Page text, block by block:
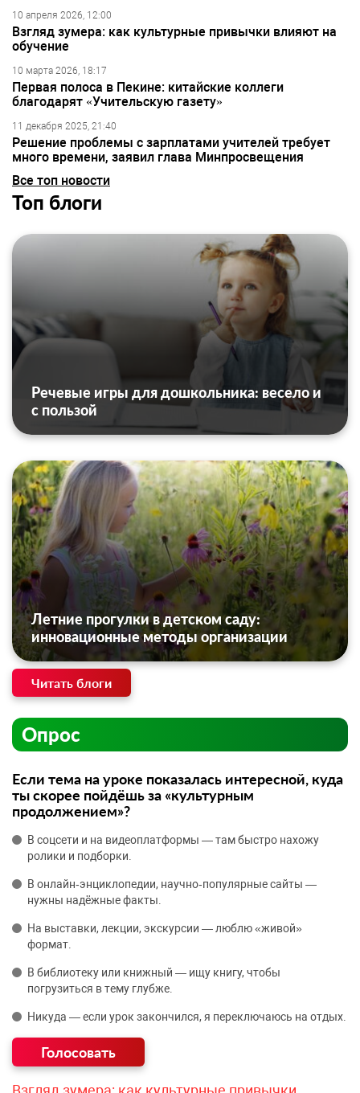
10 апреля 2026, 12:00
Взгляд зумера: как культурные привычки влияют на
обучение
10 марта 2026, 18:17
Первая полоса в Пекине: китайские коллеги
благодарят «Учительскую газету»
11 декабря 2025, 21:40
Решение проблемы с зарплатами учителей требует
много времени, заявил глава Минпросвещения
Все топ новости
Топ блоги
Речевые игры для дошкольника: весело и
с пользой
Летние прогулки в детском саду:
инновационные методы организации
Читать блоги
Опрос
Если тема на уроке показалась интересной, куда
ты скорее пойдёшь за «культурным
продолжением»?
В соцсети и на видеоплатформы — там быстро нахожу
ролики и подборки.
В онлайн‑энциклопедии, научно‑популярные сайты —
нужны надёжные факты.
На выставки, лекции, экскурсии — люблю «живой»
формат.
В библиотеку или книжный — ищу книгу, чтобы
погрузиться в тему глубже.
Никуда — если урок закончился, я переключаюсь на отдых.